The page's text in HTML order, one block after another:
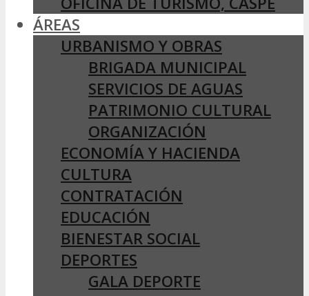
ÁREAS
URBANISMO Y OBRAS
BRIGADA MUNICIPAL
SERVICIOS DE AGUAS
PATRIMONIO CULTURAL
ORGANIZACIÓN
ECONOMÍA Y HACIENDA
CULTURA
CONTRATACIÓN
EDUCACIÓN
BIENESTAR SOCIAL
DEPORTES
GALA DEPORTE